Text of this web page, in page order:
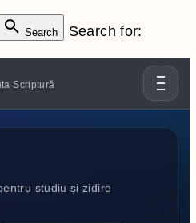
Search
Search for:
Scriptură
studiu și zidire